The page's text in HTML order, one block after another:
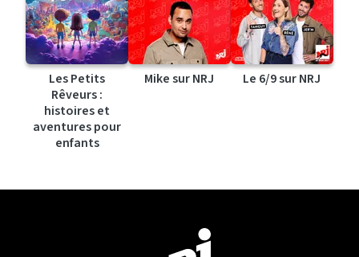
Les Petits
Rêveurs :
histoires et
aventures pour
enfants
Mike sur NRJ Le 6/9 sur NRJ